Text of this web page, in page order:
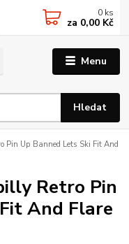
Menu
Hledat
0 ks
za 0,00 Kč
Pin Up Banned Lets Ski Fit And
Retro Pin
And Flare